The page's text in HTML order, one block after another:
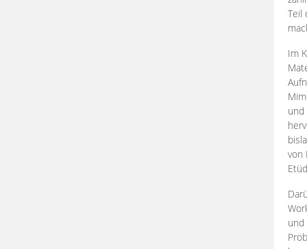
Teil
Im
und
von
und